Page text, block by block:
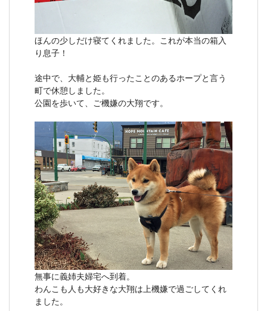
ほんの少しだけ寝てくれました。これが本当の箱入
り息子！
途中で、大輔と姫も行ったことのあるホープと言う
町で休憩しました。
公園を歩いて、ご機嫌の大翔です。
無事に義姉夫婦宅へ到着。
わんこも人も大好きな大翔は上機嫌で過ごしてくれ
ました。